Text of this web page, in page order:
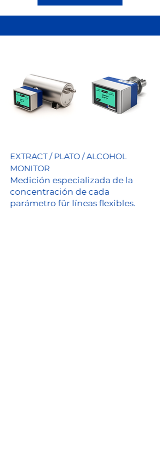
EXTRACT / PLATO / ALCOHOL
MONITOR
Medición especializada de la
concentración de cada
parámetro für líneas flexibles.